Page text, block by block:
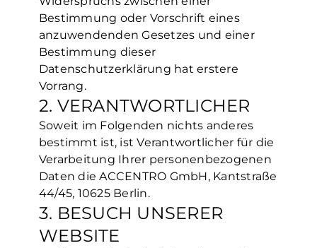
Bestimmung oder Vorschrift eines
anzuwendenden Gesetzes und einer
Bestimmung dieser
Datenschutzerklärung hat erstere
Vorrang.
2. VERANTWORTLICHER
Soweit im Folgenden nichts anderes
bestimmt ist, ist Verantwortlicher für die
Verarbeitung Ihrer personenbezogenen
Daten die ACCENTRO GmbH, Kantstraße
44/45, 10625 Berlin.
3. BESUCH UNSERER
WEBSITE